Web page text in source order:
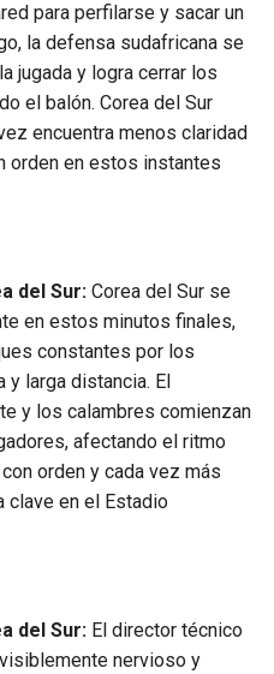
para perfilarse y sacar un
la defensa sudafricana se
jugada y logra cerrar los
el balón. Corea del Sur
encuentra menos claridad
orden en estos instantes
del Sur: Corea del Sur se
en estos minutos finales,
constantes por los
larga distancia. El
y los calambres comienzan
afectando el ritmo
orden y cada vez más
clave en el Estadio
del Sur: El director técnico
nervioso y